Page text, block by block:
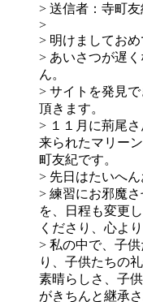
> 送信者：寺町友
>
> 明けましておめ
> あいさつが遅
ん。
> サイトを発見
頂きます。
> １１月に荊尾
来られたマリー
町友紀です。
> 先日はたいへん
> 練習にお邪魔
を、日程も変更
くださり、心よ
> 私の中で、子
り、子供たちの
素晴らしさ、子
がきちんと継承